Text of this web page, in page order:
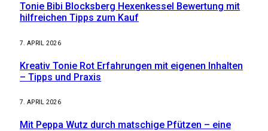
Tonie Bibi Blocksberg Hexenkessel Bewertung mit
hilfreichen Tipps zum Kauf
7. APRIL 2026
Kreativ Tonie Rot Erfahrungen mit eigenen Inhalten
– Tipps und Praxis
7. APRIL 2026
Mit Peppa Wutz durch matschige Pfützen – eine